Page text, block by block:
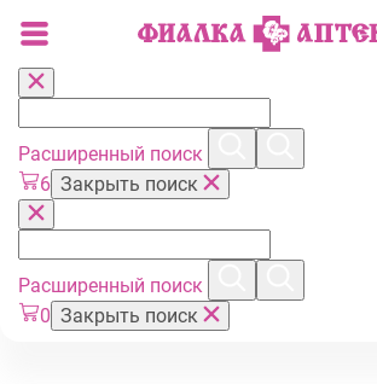
Расширенный поиск
6 Закрыть поиск
Расширенный поиск
0 Закрыть поиск